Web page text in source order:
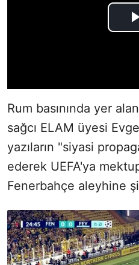
Rum basınında yer
sağcı ELAM üyesi
yazıların "siyasi
ederek UEFA'ya
Fenerbahçe aleyhine